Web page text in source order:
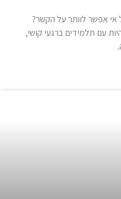
אפשר לוותר על הקשר?
תלמידים ברגעי קושי,